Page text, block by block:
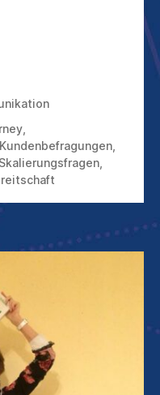
Kundenbefragungen
Skalierungsfragen